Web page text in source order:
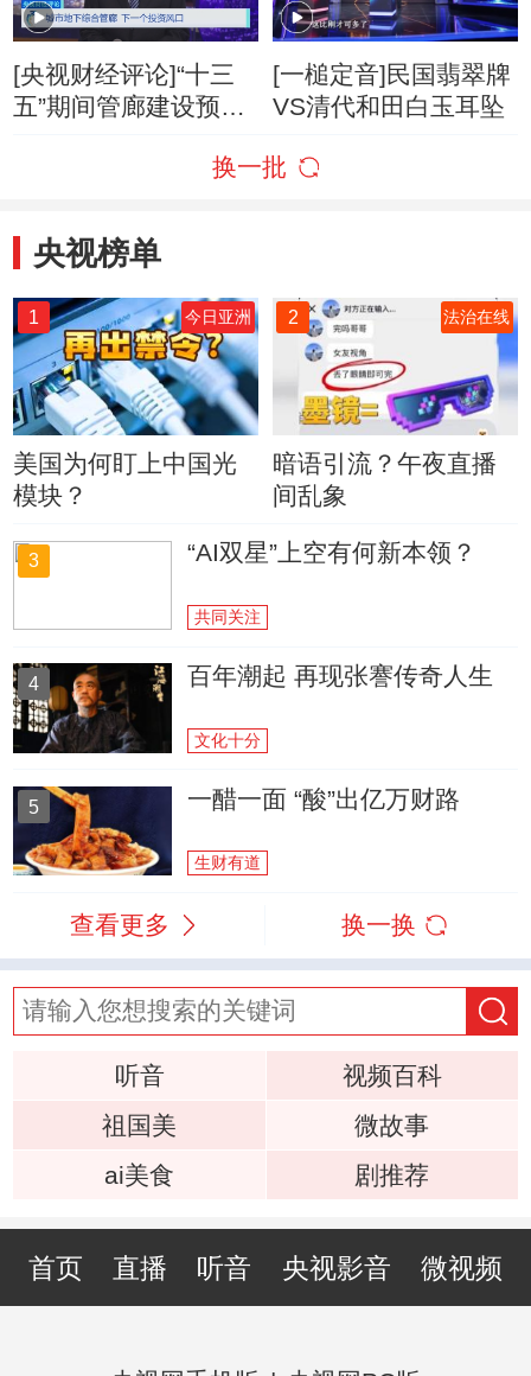
[央视财经评论]“十三
五”期间管廊建设预计
[一槌定音]民国翡翠牌
VS清代和田白玉耳坠
换一批
央视榜单
1 今日亚洲
美国为何盯上中国光
模块？
2 法治在线
暗语引流？午夜直播
间乱象
3 “AI双星”上空有何新本领？
共同关注
4 百年潮起 再现张謇传奇人生
文化十分
5 一醋一面 “酸”出亿万财路
生财有道
查看更多 换一换
听音
视频百科
祖国美
微故事
ai美食
剧推荐
首页 直播 听音 央视影音 微视频